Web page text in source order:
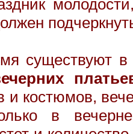
существуют
и костюмов,
в